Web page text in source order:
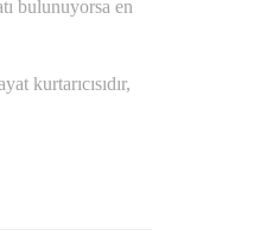
bulunuyorsa en
kurtarıcısıdır,